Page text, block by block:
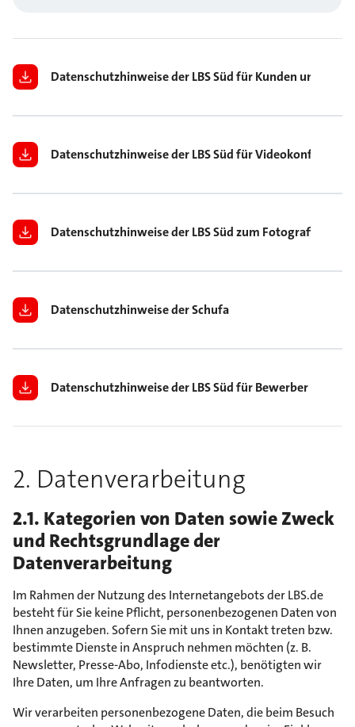
Datenschutzhinweise der LBS Süd für Kunden und
Datenschutzhinweise der LBS Süd für
Datenschutzhinweise der LBS Süd zum Fotografieren
Datenschutzhinweise der Schufa
Datenschutzhinweise der LBS Süd für Bewerber im
2. Datenverarbeitung
2.1. Kategorien von Daten sowie Zweck
und Rechtsgrundlage der
Datenverarbeitung
Im Rahmen der Nutzung des Internetangebots der LBS.de
besteht für Sie keine Pflicht, personenbezogenen Daten von
Ihnen anzugeben. Sofern Sie mit uns in Kontakt treten bzw.
bestimmte Dienste in Anspruch nehmen möchten (z. B.
Newsletter, Presse-Abo, Infodienste etc.), benötigten wir
Ihre Daten, um Ihre Anfragen zu beantworten.
Wir verarbeiten personenbezogene Daten, die beim Besuch